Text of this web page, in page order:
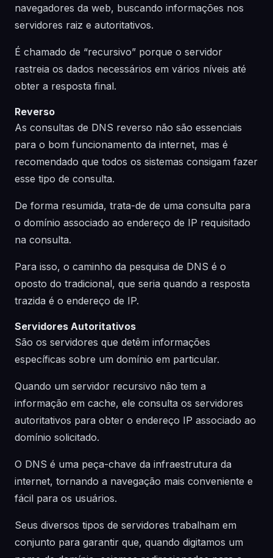
navegadores da web, buscando informações nos
servidores raiz e autoritativos.
É chamado de “recursivo” porque o servidor
rastreia os dados necessários em vários níveis até
obter a resposta final.
Reverso
As consultas de DNS reverso não são essenciais
para o bom funcionamento da internet, mas é
recomendado que todos os sistemas consigam fazer
esse tipo de consulta.
De forma resumida, trata-de de uma consulta para
o domínio associado ao endereço de IP requisitado
na consulta.
Para isso, o caminho da pesquisa de DNS é o
oposto do tradicional, que seria quando a resposta
trazida é o endereço de IP.
Servidores Autoritativos
São os servidores que detêm informações
específicas sobre um domínio em particular.
Quando um servidor recursivo não tem a
informação em cache, ele consulta os servidores
autoritativos para obter o endereço IP associado ao
domínio solicitado.
O DNS é uma peça-chave da infraestrutura da
internet, tornando a navegação mais conveniente e
fácil para os usuários.
Seus diversos tipos de servidores trabalham em
conjunto para garantir que, quando digitamos um